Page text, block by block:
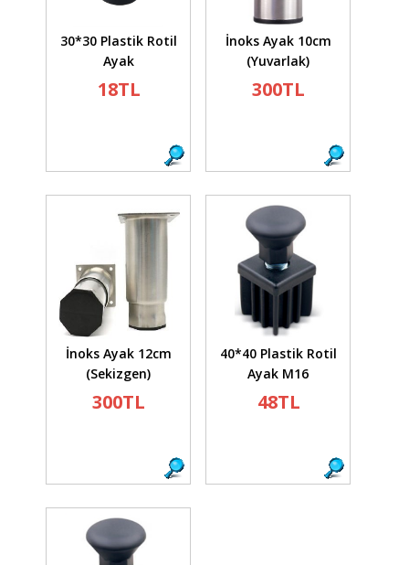
30*30 Plastik Rotil
Ayak
18TL
İnoks Ayak 10cm
(Yuvarlak)
300TL
İnoks Ayak 12cm
(Sekizgen)
300TL
40*40 Plastik Rotil
Ayak M16
48TL